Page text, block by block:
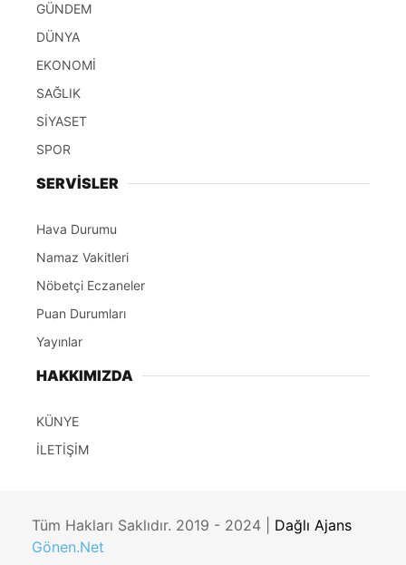
GÜNDEM
DÜNYA
EKONOMİ
SAĞLIK
SİYASET
SPOR
SERVİSLER
Hava Durumu
Namaz Vakitleri
Nöbetçi Eczaneler
Puan Durumları
Yayınlar
HAKKIMIZDA
KÜNYE
İLETİŞİM
Tüm Hakları Saklıdır. 2019 - 2024 | Dağlı Ajans
Gönen.Net